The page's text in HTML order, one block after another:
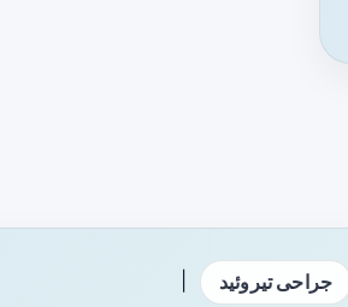
جراحی تیروئید